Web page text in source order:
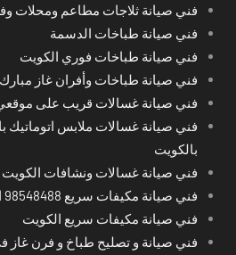
فني صيانة ثلاجات مطاعم ومحلات
فني صيانة طباخات الدسمة
فني صيانة طباخات فوري الكويت
فني صيانة طباخات وأفران غاز مبارك
فني صيانة غسالات قريب على
فني صيانة غسالات ملابس اتوماتيك
بالكويت
فني صيانة غسالات ونشافات الكويت
فني صيانة مكيفات سريع 98548488 الدسمة
فني صيانة مكيفات سريع الكويت
فني صيانة و تصليح طباخ و فرن غاز